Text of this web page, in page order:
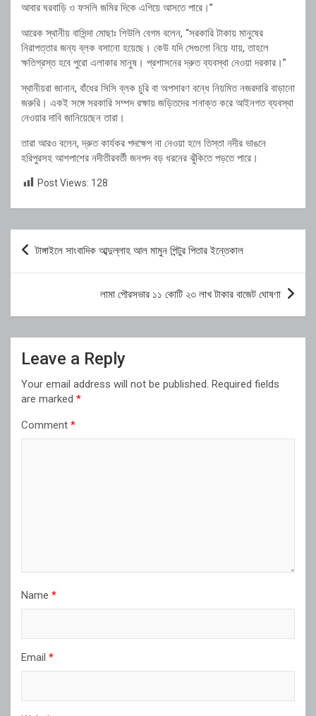
আবার ঘরবাড়ি ও ফসলি জমির দিকে এগিয়ে আসতে পারে।”
আরেক স্থানীয় বাসিন্দা মোছাঃ শিউলি বেগম বলেন, “সরকারি টাকায় মানুষের
নিরাপত্তার জন্য ব্লক বসানো হয়েছে। কেউ যদি সেগুলো নিয়ে যায়, তাহলে
ক্ষতিগ্রস্ত হবে পুরো এলাকার মানুষ। প্রশাসনের দ্রুত ব্যবস্থা নেওয়া দরকার।”
স্থানীয়রা জানান, বাঁধের সিসি ব্লক চুরি বা অপসারণ বন্ধে নিয়মিত নজরদারি বাড়ানো
জরুরি। একই সঙ্গে সরকারি সম্পদ রক্ষায় জড়িতদের শনাক্ত করে আইনগত ব্যবস্থা
নেওয়ার দাবি জানিয়েছেন তারা।
তারা আরও বলেন, দ্রুত কার্যকর পদক্ষেপ না নেওয়া হলে তিস্তা নদীর ভাঙনে
হরিপুরসহ আশপাশের নদীতীরবর্তী জনপদ বড় ধরনের ঝুঁকিতে পড়তে পারে।
Post Views: 128
Post
টাঙ্গাইলে সাংবাদিক আব্দুল্লাহ আল মামুন পিন্টুর পিতার ইন্তেকাল
লামা পৌরসভার ১১ কোটি ২৩ লাখ টাকার বাজেট ঘোষণা
Leave a Reply
Your email address will not be published. Required fields
are marked *
Comment *
Name *
Email *